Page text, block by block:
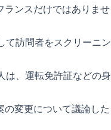
ランスだけではありませ
て訪問者をスクリーニン
は、運転免許証などの身
変更について議論した